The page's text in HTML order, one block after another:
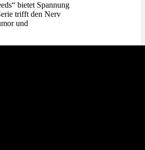
bietet Spannung
trifft den Nerv
und